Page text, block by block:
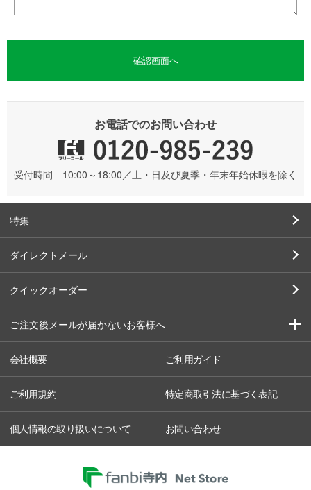
お電話でのお問い合わせ
受付時間 10:00～18:00／土・日及び夏季・年末年始休暇を除く
特集
ダイレクトメール
クイックオーダー
ご注文後メールが届かないお客様へ
会社概要 ご利用ガイド
ご利用規約 特定商取引法に基づく表記
個人情報の取り扱いについて お問い合わせ